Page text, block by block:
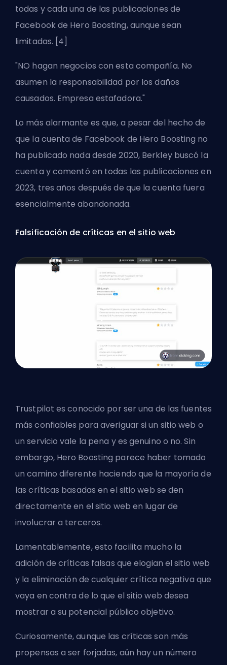
todas y cada una de las publicaciones de
Facebook de Hero Boosting, aunque sean
limitadas. [4]
"NO hagan negocios con esta compañía. No
asumen la responsabilidad por los daños
causados. Empresa estafadora."
Lo más alarmante es que, a pesar del hecho de
que la cuenta de Facebook de Hero Boosting no
ha publicado nada desde 2020, Berkley buscó la
cuenta y comentó en todas las publicaciones en
2023, tres años después de que la cuenta fuera
esencialmente abandonada.
Falsificación de críticas en el sitio web
Trustpilot es conocido por ser una de las fuentes
más confiables para averiguar si un sitio web o
un servicio vale la pena y es genuino o no. Sin
embargo, Hero Boosting parece haber tomado
un camino diferente haciendo que la mayoría de
las críticas basadas en el sitio web se den
directamente en el sitio web en lugar de
involucrar a terceros.
Lamentablemente, esto facilita mucho la
adición de críticas falsas que elogian el sitio web
y la eliminación de cualquier crítica negativa que
vaya en contra de lo que el sitio web desea
mostrar a su potencial público objetivo.
Curiosamente, aunque las críticas son más
propensas a ser forjadas, aún hay un número